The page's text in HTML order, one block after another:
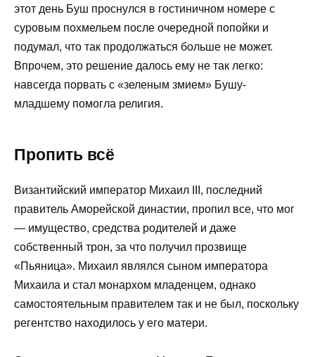
этот день Буш проснулся в гостиничном номере с
суровым похмельем после очередной попойки и
подумал, что так продолжаться больше не может.
Впрочем, это решение далось ему не так легко:
навсегда порвать с «зеленым змием» Бушу-
младшему помогла религия.
Пропить всё
Византийский император Михаил III, последний
правитель Аморейской династии, пропил все, что мог
— имущество, средства родителей и даже
собственный трон, за что получил прозвище
«Пьяница». Михаил являлся сыном императора
Михаила и стал монархом младенцем, однако
самостоятельным правителем так и не был, поскольку
регентство находилось у его матери.